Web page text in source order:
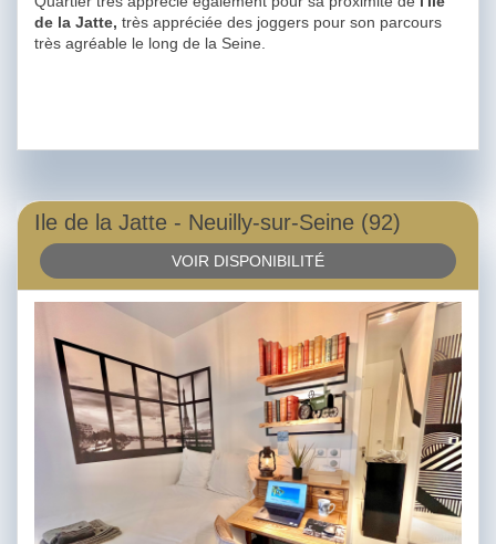
de la Jatte, très appréciée des joggers pour son parcours
très agréable le long de la Seine.
Ile de la Jatte - Neuilly-sur-Seine (92)
VOIR DISPONIBILITÉ